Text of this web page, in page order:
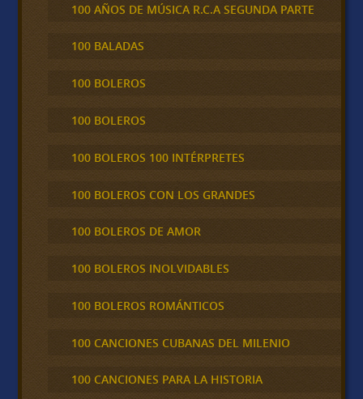
100 AÑOS DE MÚSICA R.C.A SEGUNDA PARTE
100 BALADAS
100 BOLEROS
100 BOLEROS
100 BOLEROS 100 INTÉRPRETES
100 BOLEROS CON LOS GRANDES
100 BOLEROS DE AMOR
100 BOLEROS INOLVIDABLES
100 BOLEROS ROMÁNTICOS
100 CANCIONES CUBANAS DEL MILENIO
100 CANCIONES PARA LA HISTORIA